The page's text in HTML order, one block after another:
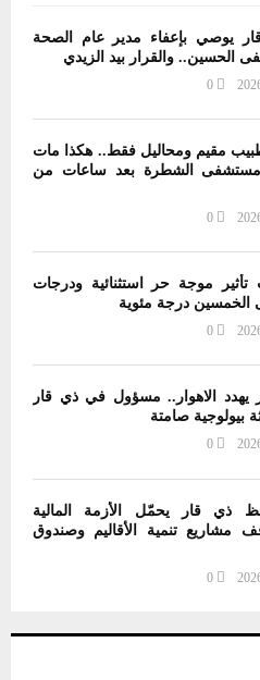
يوصي بإعفاء مدير عام الصحة
الحسين.. والقرار بيد الزيدي
0
مقيم ومحاليل فقط.. هكذا مات
الشطرة بعد ساعات من
0
موجة حر استثنائية ودرجات
الخمسين درجة مئوية
0
الاهوار.. مسؤول في ذي قار
بيولوجية صامتة
0
ذي قار يحمّل الأزمة المالية
مشاريع تنمية الأقاليم وصندوق
0